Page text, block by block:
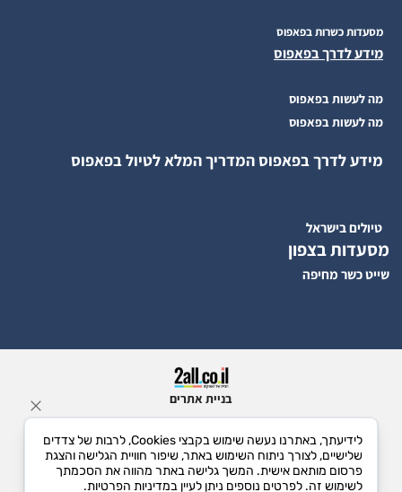
מסעדות כשרות בפאפוס
מידע לדרך בפאפוס
מה לעשות בפאפוס
מה לעשות בפאפוס
מידע לדרך בפאפוס המדריך המלא לטיול בפאפוס
טיולים בישראל
מסעדות בצפון
שייט כשר מחיפה
בניית אתרים
לידיעתך, באתרנו נעשה שימוש בקבצי Cookies, לרבות של צדדים
שלישיים, לצורך ניתוח השימוש באתר, שיפור חוויית הגלישה והצגת
פרסום מותאם אישית. המשך גלישה באתר מהווה את הסכמתך
לשימוש זה. לפרטים נוספים ניתן לעיין במדיניות הפרטיות.